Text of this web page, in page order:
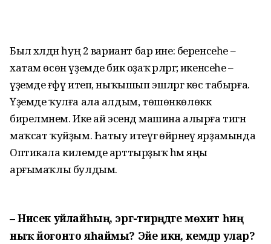
Был хәлдән һуң 2 вариант бар ине: беренсеһе –
хатам өсөн үҙемде бик оҙаҡ әрләргә; икенсеһе –
үҙемде ғәфү итеп, ныҡышып эшләргә көс табырға.
Үҙемде ҡулға ала алдым, төшөнкөлөккә
бирелмәнем. Ике ай эсендә машина алырға тигән
маҡсат ҡуйҙым. Һатыу итеүгә өйрәнеү ярҙамында
Оптикала килемде арттырҙыҡ һәм яңы
арғымаҡлы булдым.
– Нисек уйлайһың, эргә-тирәңдәге мөхит һиңә
ныҡ йоғонто яһаймы? Эйе икән, кемдәр улар?